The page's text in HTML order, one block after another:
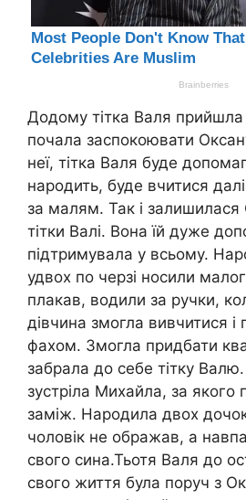
Додому тітка Валя прийшла
почала заспокоювати
неї, тітка Валя буде
народить, буде вчитися
за малям. Так і
тітки Валі. Вона їй дуже
підтримувала у всьому.
удвох по черзі носили
плакав, водили за ручки,
дівчина змогла вивчитися
фахом. Змогла придбати
забрала до себе тітку
зустріла Михайла, за якого
заміж. Народила двох
чоловік не ображав, а
свого сина.Тьотя Валя до
свого життя була поруч з